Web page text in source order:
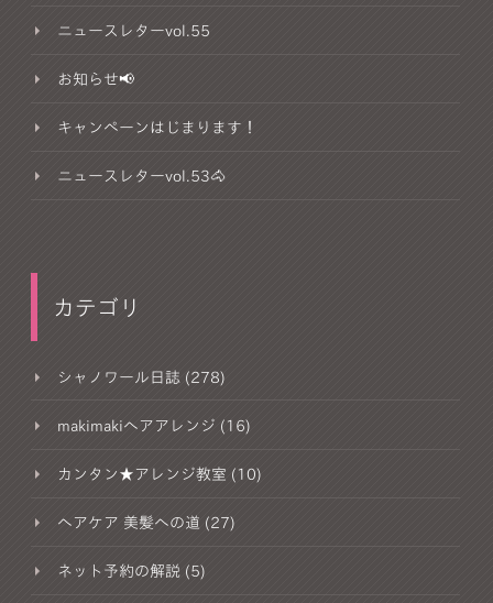
ニュースレターvol.55
お知らせ📢
キャンペーンはじまります！
ニュースレターvol.53🐴
カテゴリ
シャノワール日誌 (278)
makimakiヘアアレンジ (16)
カンタン★アレンジ教室 (10)
ヘアケア 美髪への道 (27)
ネット予約の解説 (5)